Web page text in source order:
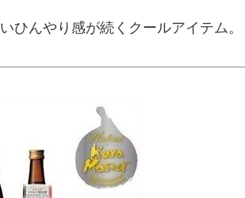
んやり感が続くクールアイテム。